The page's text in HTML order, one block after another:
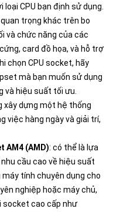
CPU bạn định sử dụng.
trọng khác trên bo
và chức năng của các
card đồ họa, và hỗ trợ
chọn CPU socket, hãy
mà bạn muốn sử dụng
hiệu suất tối ưu.
xây dựng một hệ thống
việc hàng ngày và giải trí,
AM4 (AMD): có thể là lựa
cầu cao về hiệu suất
tính chuyên dụng cho
nghiệp hoặc máy chủ,
socket cao cấp như